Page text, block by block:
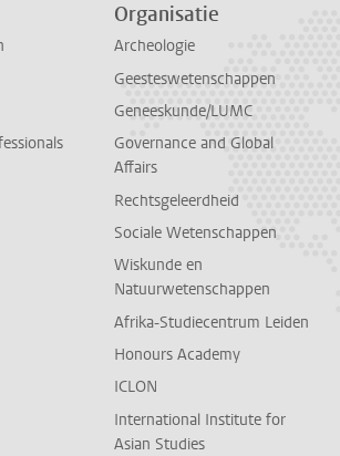
Organisatie
Archeologie
Geesteswetenschappen
Geneeskunde/LUMC
Governance and Global
Affairs
Rechtsgeleerdheid
Sociale Wetenschappen
Wiskunde en
Natuurwetenschappen
Afrika-Studiecentrum Leiden
Honours Academy
ICLON
International Institute for
Asian Studies